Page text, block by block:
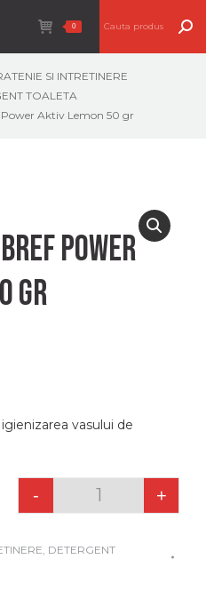
0
SI INTRETINERE
TOALETA
Aktiv Lemon 50 gr
Power
gr
vasului de
Quantity
- +
, DETERGENT